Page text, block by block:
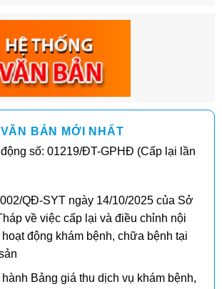
VĂN BẢN MỚI NHẤT
số: 01219/ĐT-GPHĐ (Cấp lại lần
QĐ-SYT ngày 14/10/2025 của Sở
về việc cấp lại và điều chỉnh nội
động khám bệnh, chữa bệnh tại
Bảng giá thu dịch vụ khám bệnh,